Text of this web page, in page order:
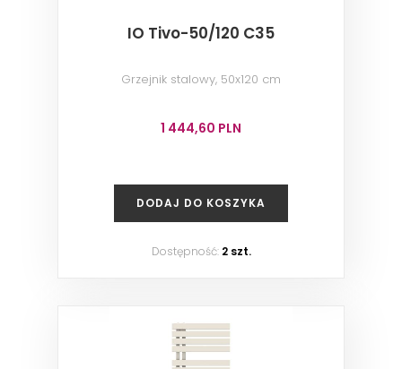
IO Tivo-50/120 C35
Grzejnik stalowy, 50x120 cm
1 444,60 PLN
DODAJ DO KOSZYKA
Dostępność: 2 szt.